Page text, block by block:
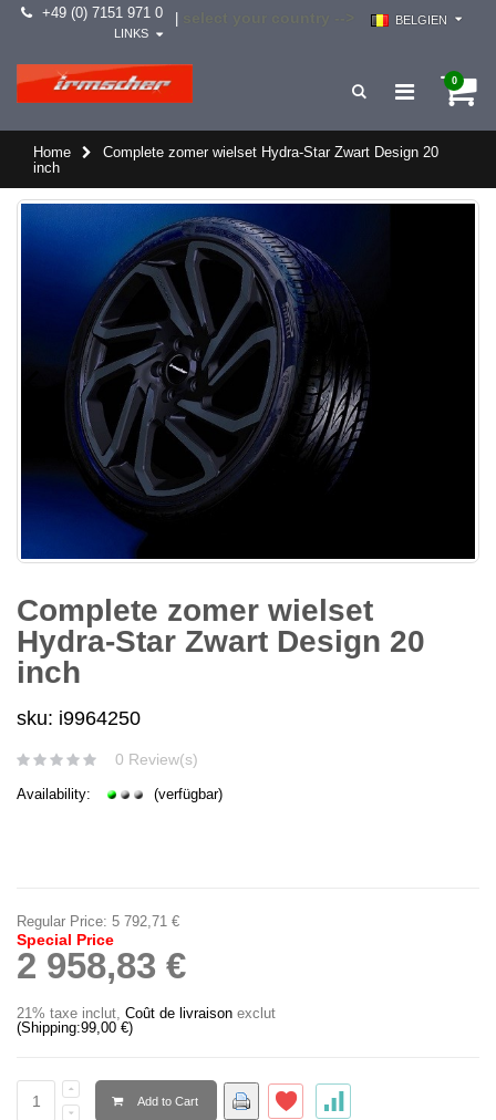
+49 (0) 7151 971 0
BELGIEN
LINKS
0
Home
Complete zomer wielset Hydra-Star Zwart Design 20
inch
Complete zomer wielset
Hydra-Star Zwart Design 20
inch
sku: i9964250
0 Review(s)
Availability: (verfügbar)
Regular Price: 5 792,71 €
Special Price
2 958,83 €
21% taxe inclut, Coût de livraison exclut
(Shipping:99,00 €)
Add to Cart